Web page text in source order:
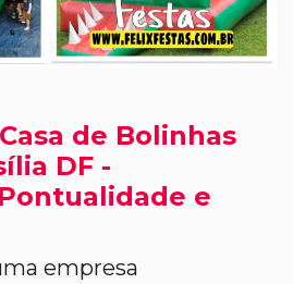
de Bolinhas
DF -
e
empresa